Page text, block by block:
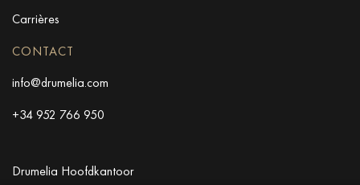
Carrières
CONTACT
info@drumelia.com
+34 952 766 950
Drumelia Hoofdkantoor